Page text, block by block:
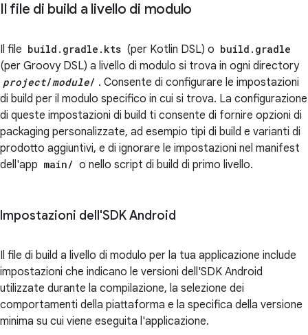
Il file di build a livello di modulo
Il file build.gradle.kts (per Kotlin DSL) o build.gradle
(per Groovy DSL) a livello di modulo si trova in ogni directory
project/module/ . Consente di configurare le impostazioni
di build per il modulo specifico in cui si trova. La configurazione
di queste impostazioni di build ti consente di fornire opzioni di
packaging personalizzate, ad esempio tipi di build e varianti di
prodotto aggiuntivi, e di ignorare le impostazioni nel manifest
dell'app main/ o nello script di build di primo livello.
Impostazioni dell'SDK Android
Il file di build a livello di modulo per la tua applicazione include
impostazioni che indicano le versioni dell'SDK Android
utilizzate durante la compilazione, la selezione dei
comportamenti della piattaforma e la specifica della versione
minima su cui viene eseguita l'applicazione.